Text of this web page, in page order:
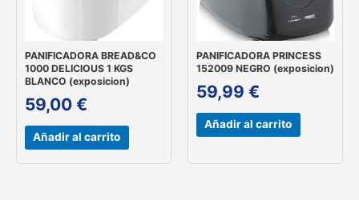
PANIFICADORA BREAD&CO
1000 DELICIOUS 1 KGS
BLANCO (exposicion)
59,00 €
Añadir al carrito
PANIFICADORA PRINCESS
152009 NEGRO (exposicion)
59,99 €
Añadir al carrito